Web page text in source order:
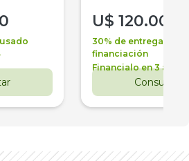
U$ 120.000
30% de entrega +
financiación
Financialo en 3 años
Consultar